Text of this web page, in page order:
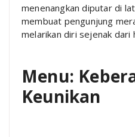
menenangkan diputar di
membuat pengunjung
melarikan diri sejenak dari
Menu:
Keunikan